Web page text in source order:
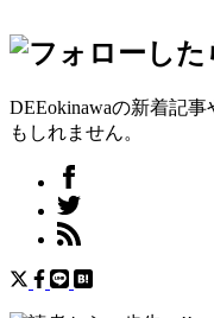
DEEokinawaの新着記
もしれません。